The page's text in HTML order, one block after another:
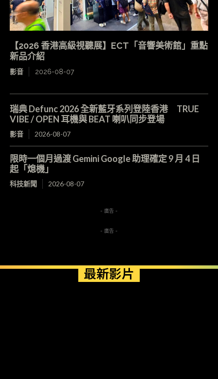
【2026 香港高級視聽展】ECT「音響美術館」重點
新品介紹
影音 2026-08-07
瑞典 Defunc 2026 全新藍牙系列登陸香港 TRUE
VIBE / OPEN 耳機與 BEAT 喇叭同步登場
影音 2026-08-07
限時一個月過渡 Gemini Google 助理確定 9 月 4 日
起「熄機」
科技新聞 2026-08-07
- 廣告 -
- 廣告 -
最新影片